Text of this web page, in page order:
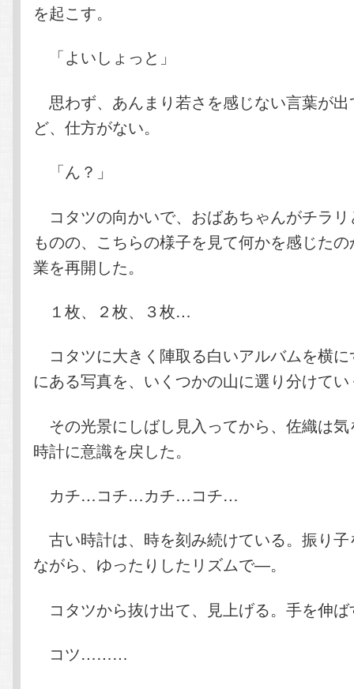
を起こす。
「よいしょっと」
思わず、あんまり若さを感じない言葉が
ど、仕方がない。
「ん？」
コタツの向かいで、おばあちゃんがチラ
ものの、こちらの様子を見て何かを感じた
業を再開した。
１枚、２枚、３枚…
コタツに大きく陣取る白いアルバムを横
にある写真を、いくつかの山に選り分けて
その光景にしばし見入ってから、佐織は
時計に意識を戻した。
カチ…コチ…カチ…コチ…
古い時計は、時を刻み続けている。振り
ながら、ゆったりしたリズムで―。
コタツから抜け出て、見上げる。手を伸ば
コツ………